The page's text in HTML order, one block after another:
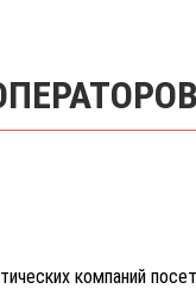
компаний